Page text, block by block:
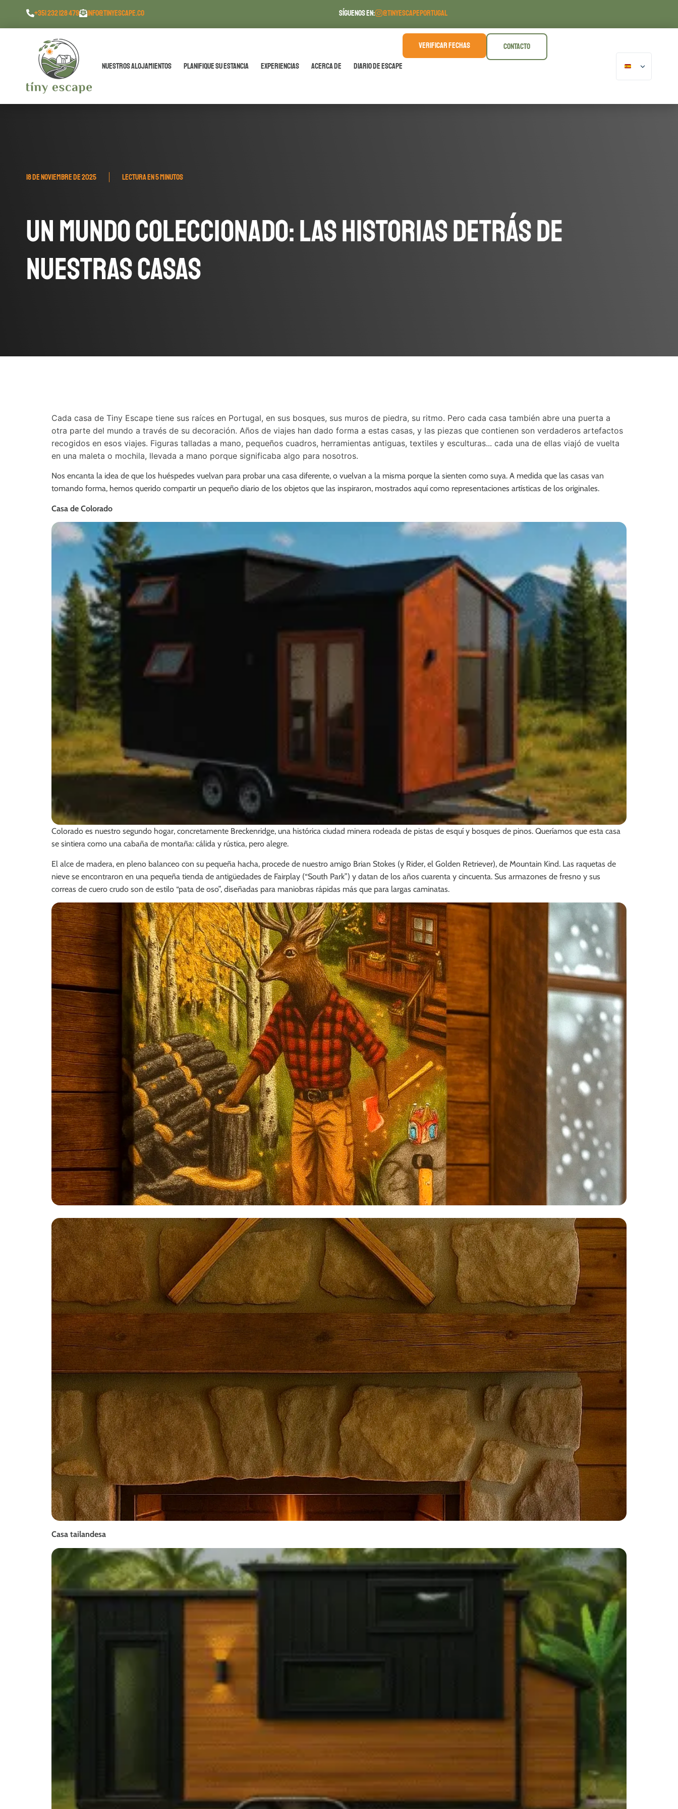
+351 232 128 479 INFO@TINYESCAPE.CO SÍGUENOS EN: @TINYESCAPEPORTUGAL
Nuestros alojamientos Planifique su estancia Experiencias Acerca de Diario de Escape
VERIFICAR FECHAS CONTACTO
18 DE NOVIEMBRE DE 2025 LECTURA EN 5 MINUTOS
Un mundo coleccionado: Las historias detrás de
nuestras casas
Cada casa de Tiny Escape tiene sus raíces en Portugal, en sus bosques, sus muros de piedra, su ritmo. Pero cada casa también abre una puerta a
otra parte del mundo a través de su decoración. Años de viajes han dado forma a estas casas, y las piezas que contienen son verdaderos artefactos
recogidos en esos viajes. Figuras talladas a mano, pequeños cuadros, herramientas antiguas, textiles y esculturas... cada una de ellas viajó de vuelta
en una maleta o mochila, llevada a mano porque significaba algo para nosotros.
Nos encanta la idea de que los huéspedes vuelvan para probar una casa diferente, o vuelvan a la misma porque la sienten como suya. A medida que las casas van
tomando forma, hemos querido compartir un pequeño diario de los objetos que las inspiraron, mostrados aquí como representaciones artísticas de los originales.
Casa de Colorado
Colorado es nuestro segundo hogar, concretamente Breckenridge, una histórica ciudad minera rodeada de pistas de esquí y bosques de pinos. Queríamos que esta casa
se sintiera como una cabaña de montaña: cálida y rústica, pero alegre.
El alce de madera, en pleno balanceo con su pequeña hacha, procede de nuestro amigo Brian Stokes (y Rider, el Golden Retriever), de Mountain Kind. Las raquetas de
nieve se encontraron en una pequeña tienda de antigüedades de Fairplay (“South Park”) y datan de los años cuarenta y cincuenta. Sus armazones de fresno y sus
correas de cuero crudo son de estilo “pata de oso”, diseñadas para maniobras rápidas más que para largas caminatas.
Casa tailandesa